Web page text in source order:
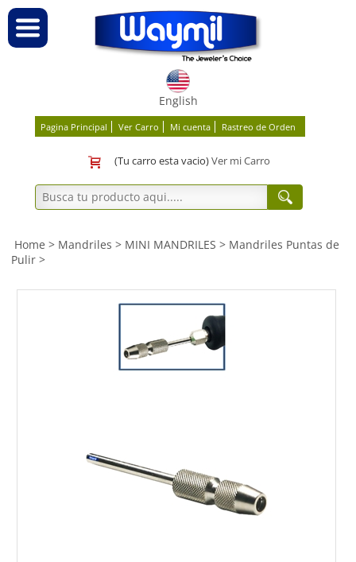
English
Pagina Principal Ver Carro Mi cuenta Rastreo de Orden
(Tu carro esta vacio)Ver mi Carro
Home > Mandriles > MINI MANDRILES > Mandriles Puntas de
Pulir >